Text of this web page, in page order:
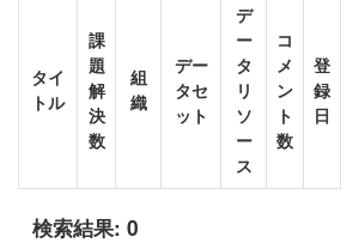
検索結果: 0
タイ
トル
課
題
解
決
数
組
織
デー
タセ
ット
デ
ー
タ
リ
ソ
ー
ス
コ
メ
ン
ト
数
登
録
日